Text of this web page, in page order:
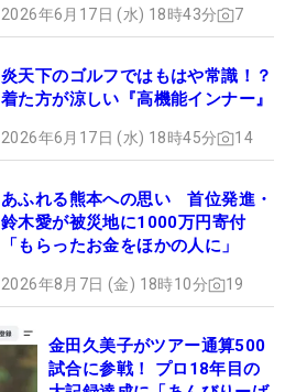
2026年6月17日 (水) 18時43分 7
炎天下のゴルフではもはや常識！？
着た方が涼しい『高機能インナー』
2026年6月17日 (水) 18時45分 14
あふれる熊本への思い 首位発進・
鈴木愛が被災地に1000万円寄付
「もらったお金をほかの人に」
2026年8月7日 (金) 18時10分 19
金田久美子がツアー通算500
試合に参戦！ プロ18年目の